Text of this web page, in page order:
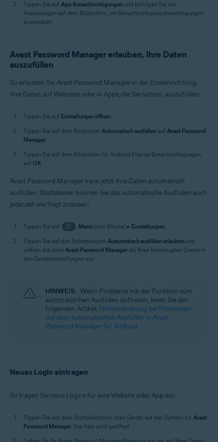
Tippen Sie auf App-Benachrichtigungen und befolgen Sie die
Anweisungen auf dem Bildschirm, um Benachrichtigungsberechtigungen
zu erlauben.
Avast Password Manager erlauben, Ihre Daten
auszufüllen
So erlauben Sie Avast Password Manager in der Ersteinrichtung,
Ihre Daten auf Websites oder in Apps, die Sie nutzen, auszufüllen:
Tippen Sie auf Einstellungen öffnen.
Tippen Sie auf dem Bildschirm Automatisch ausfüllen auf Avast Password
Manager.
Tippen Sie auf dem Bildschirm für Android-Pop-up-Benachrichtigungen
auf OK.
Avast Password Manager kann jetzt Ihre Daten automatisch
ausfüllen. Stattdessen können Sie das automatische Ausfüllen auch
jederzeit wie folgt zulassen:
Tippen Sie auf ☰ Menü(drei Striche) ▸ Einstellungen.
Tippen Sie auf den Schieberegler Automatisch ausfüllen erlauben und
wählen Sie dann Avast Password Manager als Ihren bevorzugten Dienst in
den Geräteeinstellungen aus.
HINWEIS: Wenn Probleme mit der Funktion zum
automatischen Ausfüllen auftreten, lesen Sie den
folgenden Artikel: Fehlerbehebung bei Problemen
mit dem automatischen Ausfüllen in Avast
Password Manager für Android
Neues Login eintragen
So tragen Sie neue Logins für eine Website oder App ein:
Tippen Sie auf dem Startbildschirm Ihres Geräts auf das Symbol für Avast
Password Manager. Die App wird geöffnet.